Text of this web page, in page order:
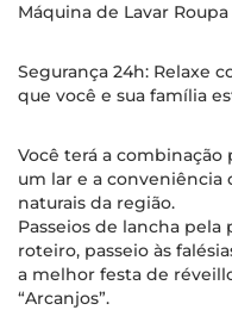
Máquina de Lavar
Segurança 24h: Relaxe
que você e sua família
​Você terá a
um lar e a conveniência
naturais da região.
Passeios de lancha
roteiro, passeio às
a melhor festa de
“Arcanjos”​.